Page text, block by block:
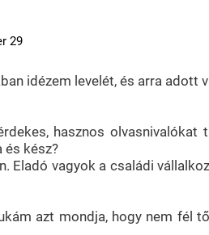
29
idézem levelét, és arra adott
hasznos
kész?
vagyok a családi
azt mondja, hogy nem fél